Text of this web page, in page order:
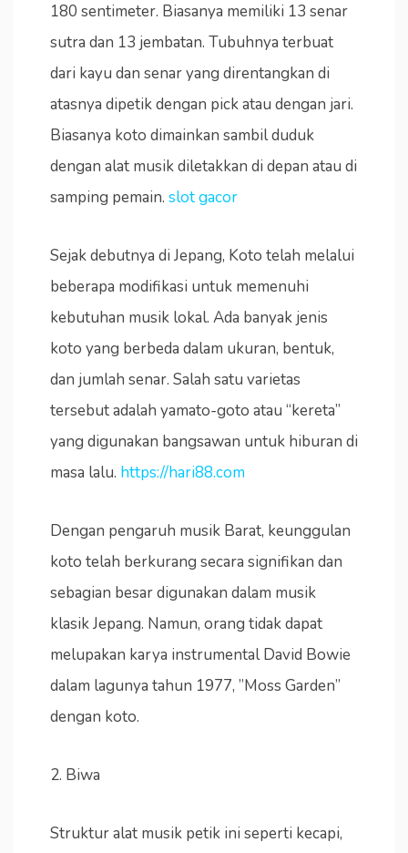
180 sentimeter. Biasanya memiliki 13 senar
sutra dan 13 jembatan. Tubuhnya terbuat
dari kayu dan senar yang direntangkan di
atasnya dipetik dengan pick atau dengan jari.
Biasanya koto dimainkan sambil duduk
dengan alat musik diletakkan di depan atau di
samping pemain. slot gacor
Sejak debutnya di Jepang, Koto telah melalui
beberapa modifikasi untuk memenuhi
kebutuhan musik lokal. Ada banyak jenis
koto yang berbeda dalam ukuran, bentuk,
dan jumlah senar. Salah satu varietas
tersebut adalah yamato-goto atau “kereta”
yang digunakan bangsawan untuk hiburan di
masa lalu. https://hari88.com
Dengan pengaruh musik Barat, keunggulan
koto telah berkurang secara signifikan dan
sebagian besar digunakan dalam musik
klasik Jepang. Namun, orang tidak dapat
melupakan karya instrumental David Bowie
dalam lagunya tahun 1977, ”Moss Garden”
dengan koto.
2. Biwa
Struktur alat musik petik ini seperti kecapi,